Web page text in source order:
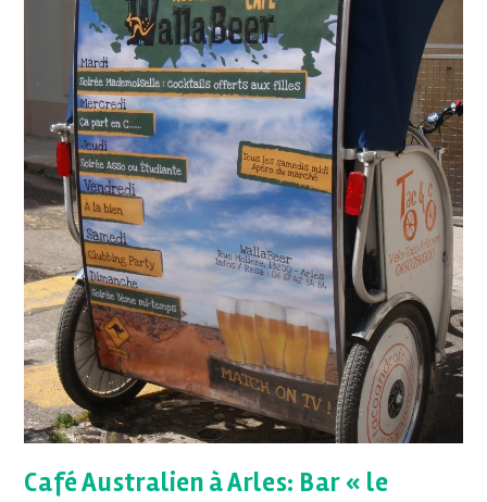
Café Australien à Arles: Bar « le